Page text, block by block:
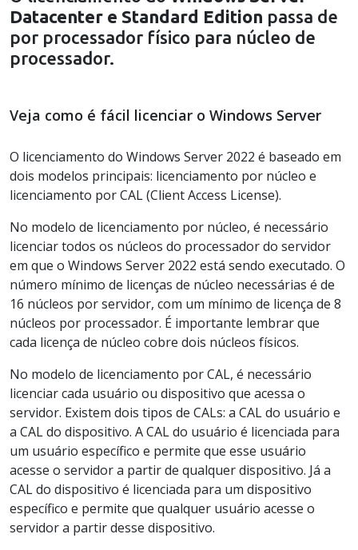
Datacenter e Standard Edition passa de
por processador físico para núcleo de
processador.
Veja como é fácil licenciar o Windows Server
O licenciamento do Windows Server 2022 é baseado em
dois modelos principais: licenciamento por núcleo e
licenciamento por CAL (Client Access License).
No modelo de licenciamento por núcleo, é necessário
licenciar todos os núcleos do processador do servidor
em que o Windows Server 2022 está sendo executado. O
número mínimo de licenças de núcleo necessárias é de
16 núcleos por servidor, com um mínimo de licença de 8
núcleos por processador. É importante lembrar que
cada licença de núcleo cobre dois núcleos físicos.
No modelo de licenciamento por CAL, é necessário
licenciar cada usuário ou dispositivo que acessa o
servidor. Existem dois tipos de CALs: a CAL do usuário e
a CAL do dispositivo. A CAL do usuário é licenciada para
um usuário específico e permite que esse usuário
acesse o servidor a partir de qualquer dispositivo. Já a
CAL do dispositivo é licenciada para um dispositivo
específico e permite que qualquer usuário acesse o
servidor a partir desse dispositivo.